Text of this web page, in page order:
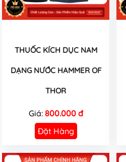
THUỐC KÍCH DỤC NAM
DẠNG NƯỚC HAMMER OF
THOR
Giá: 800.000 đ
Đặt Hàng